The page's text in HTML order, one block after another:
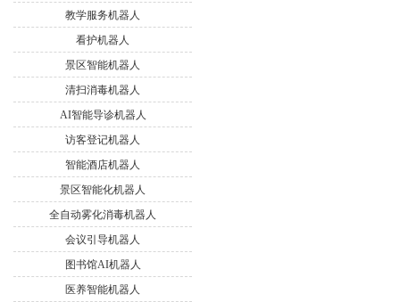
教学服务机器人
看护机器人
景区智能机器人
清扫消毒机器人
AI智能导诊机器人
访客登记机器人
智能酒店机器人
景区智能化机器人
全自动雾化消毒机器人
会议引导机器人
图书馆AI机器人
医养智能机器人